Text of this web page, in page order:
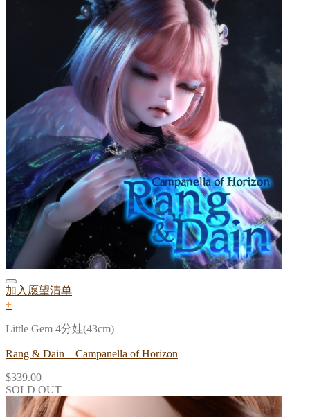
加入愿望清单
+
Little Gem 4分娃(43cm)
Rang & Dain – Campanella of Horizon
$339.00
SOLD OUT